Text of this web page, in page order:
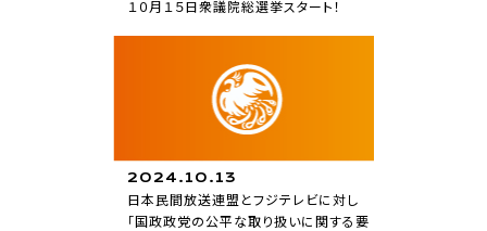
１０月１５日衆議院総選挙スタート！
2024.10.13
日本民間放送連盟とフジテレビに対し
「国政政党の公平な取り扱いに関する要